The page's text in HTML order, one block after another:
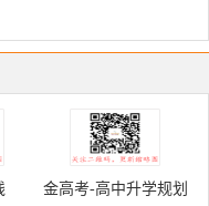
金高考-高中升学规划